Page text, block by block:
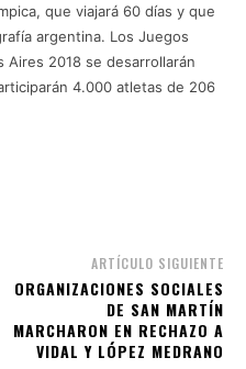
que viajará 60 días y que
argentina. Los Juegos
Aires 2018 se desarrollarán
4.000 atletas de 206
ARTÍCULO SIGUIENTE
ORGANIZACIONES SOCIALES
DE SAN MARTÍN
MARCHARON EN RECHAZO A
VIDAL Y LÓPEZ MEDRANO